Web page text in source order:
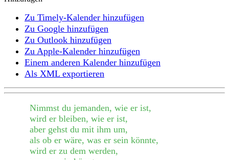
Zu Timely-Kalender hinzufügen
Zu Google hinzufügen
Zu Outlook hinzufügen
Zu Apple-Kalender hinzufügen
Einem anderen Kalender hinzufügen
Als XML exportieren
Nimmst du jemanden, wie er ist,
wird er bleiben, wie er ist,
aber gehst du mit ihm um,
als ob er wäre, was er sein könnte,
wird er zu dem werden,